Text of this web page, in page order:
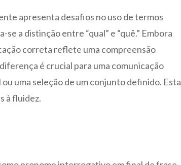
apresenta desafios no uso de termos
a distinção entre “qual” e “quê.” Embora
correta reflete uma compreensão
é crucial para uma comunicação
uma seleção de um conjunto definido. Esta
à fluidez.